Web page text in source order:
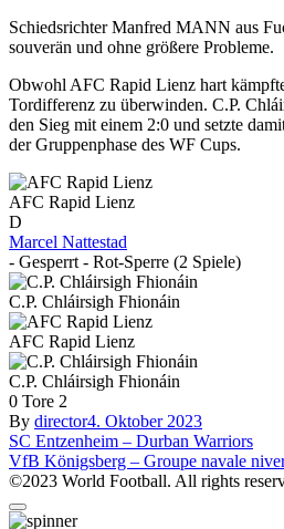
Schiedsrichter Manfred MANN aus
souverän und ohne größere Probleme.
Obwohl AFC Rapid Lienz hart
Tordifferenz zu überwinden. C.P.
den Sieg mit einem 2:0 und setzte
der Gruppenphase des WF Cups.
AFC Rapid Lienz
D
Marcel Nattestad
- Gesperrt - Rot-Sperre (2 Spiele)
C.P. Chláirsigh Fhionáin
AFC Rapid Lienz
C.P. Chláirsigh Fhionáin
0 Tore 2
By director4. Oktober 2023
Beitragsnavigation
SC Entzenheim – Durban Warriors
VfB Königsberg – Groupe navale
©2023 World Football. All rights